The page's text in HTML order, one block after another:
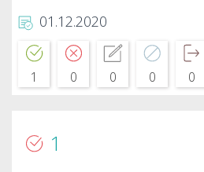
01.12.2020
1 0 0 0 0
1